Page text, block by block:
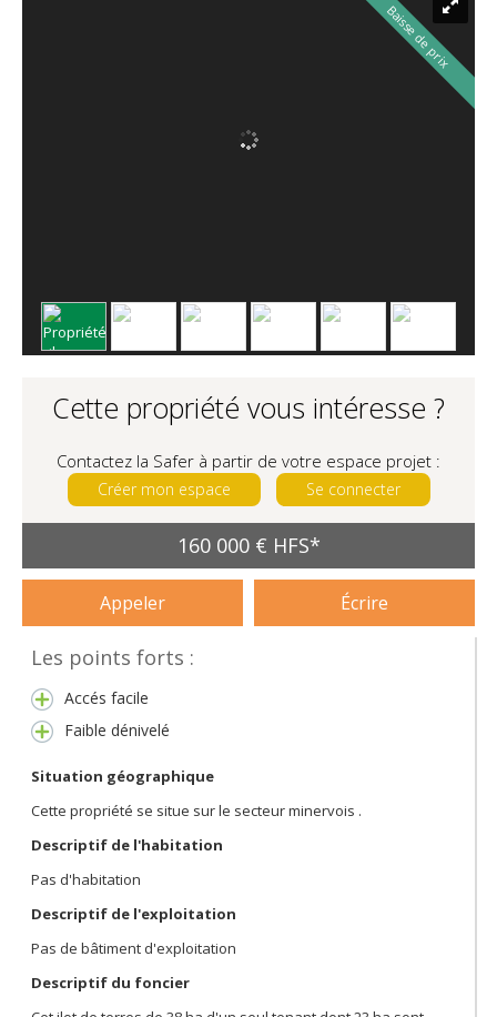
Baisse de prix
Cette propriété vous intéresse ?
Contactez la Safer à partir de votre espace projet :
Créer mon espace Se connecter
160 000 € HFS*
Appeler Écrire
Les points forts :
Accés facile
Faible dénivelé
Situation géographique
Cette propriété se situe sur le secteur minervois .
Descriptif de l'habitation
Pas d'habitation
Descriptif de l'exploitation
Pas de bâtiment d'exploitation
Descriptif du foncier